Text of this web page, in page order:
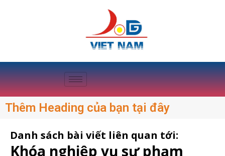
Thêm Heading của bạn tại đây
Danh sách bài viết liên quan tới:
Khóa nghiệp vụ sư phạm